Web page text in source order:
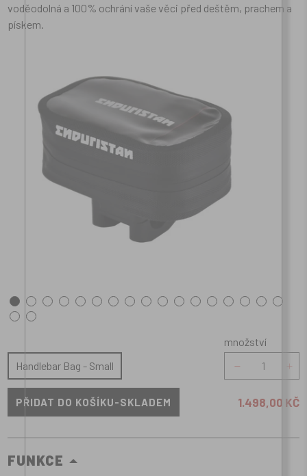
Handlebar Bag - Small
množství
množství
1.498,00 KČ
voděodolná a 100% ochrání vaše věci před deštěm, prachem a
pískem.
FUNKCE